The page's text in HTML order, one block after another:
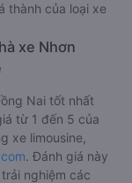
thành của loại xe
xe Nhơn
Nai tốt nhất
từ 1 đến 5 của
xe limousine,
. Đánh giá này
nghiệm các